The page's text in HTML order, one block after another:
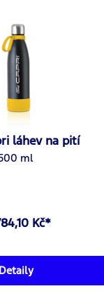
láhev na pití
ml
Kč*
Detaily